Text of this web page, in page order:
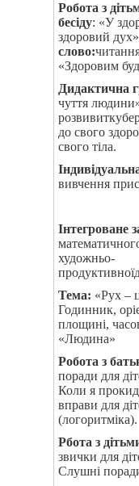
Робота з
бесіду: «У
здоровий
слово:
«Здоровим
Дидактична
чуття
до свого
свого тіла.
вивчення
Інтегроване
художньо-
Тема: «Рух –
Годинник,
площині,
«Людина»
Робота з
поради для
Коли я
вправи для
(логоритміка).
Рбота з
звички для
Слушні